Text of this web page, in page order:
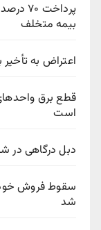
بیمه متخلف
اعتراض به
قطع برق
است
دبل درگاهی در
شد